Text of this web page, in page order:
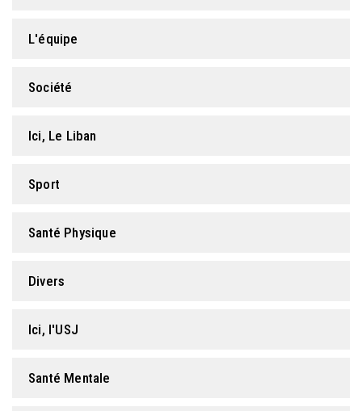
L'équipe
Société
Ici, Le Liban
Sport
Santé Physique
Divers
Ici, l'USJ
Santé Mentale